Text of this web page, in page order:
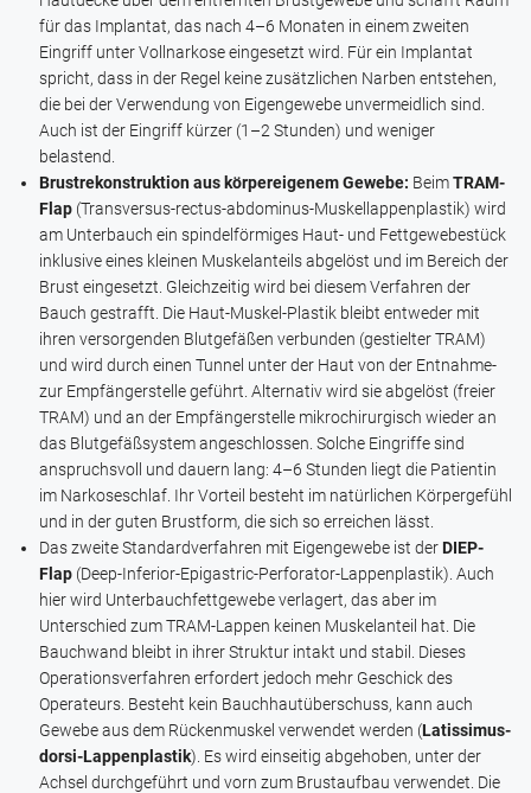
für das Implantat, das nach 4–6 Monaten in einem zweiten
Eingriff unter Vollnarkose eingesetzt wird. Für ein Implantat
spricht, dass in der Regel keine zusätzlichen Narben entstehen,
die bei der Verwendung von Eigengewebe unvermeidlich sind.
Auch ist der Eingriff kürzer (1–2 Stunden) und weniger
belastend.
Brustrekonstruktion aus körpereigenem Gewebe: BeimTRAM-
Flap(Transversus-rectus-abdominus-Muskellappenplastik) wird
am Unterbauch ein spindelförmiges Haut- und Fettgewebestück
inklusive eines kleinen Muskelanteils abgelöst und im Bereich der
Brust eingesetzt. Gleichzeitig wird bei diesem Verfahren der
Bauch gestrafft. Die Haut-Muskel-Plastik bleibt entweder mit
ihren versorgenden Blutgefäßen verbunden (gestielter TRAM)
und wird durch einen Tunnel unter der Haut von der Entnahme-
zur Empfängerstelle geführt. Alternativ wird sie abgelöst (freier
TRAM) und an der Empfängerstelle mikrochirurgisch wieder an
das Blutgefäßsystem angeschlossen. Solche Eingriffe sind
anspruchsvoll und dauern lang: 4–6 Stunden liegt die Patientin
im Narkoseschlaf. Ihr Vorteil besteht im natürlichen Körpergefühl
und in der guten Brustform, die sich so erreichen lässt.
Das zweite Standardverfahren mit Eigengewebe ist derDIEP-
Flap(Deep-Inferior-Epigastric-Perforator-Lappenplastik). Auch
hier wird Unterbauchfettgewebe verlagert, das aber im
Unterschied zum TRAM-Lappen keinen Muskelanteil hat. Die
Bauchwand bleibt in ihrer Struktur intakt und stabil. Dieses
Operationsverfahren erfordert jedoch mehr Geschick des
Operateurs. Besteht kein Bauchhautüberschuss, kann auch
Gewebe aus dem Rückenmuskel verwendet werden (Latissimus-
dorsi-Lappenplastik). Es wird einseitig abgehoben, unter der
Achsel durchgeführt und vorn zum Brustaufbau verwendet. Die